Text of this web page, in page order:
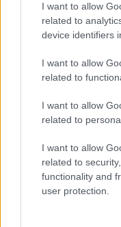
I want to allow
related to
device identifiers
I want to allow
related to
I want to allow
related to
I want to allow
related to
functionality and
user protection.
Idén is a
Momentán
születésnapjukat.
számos, játékos
vendégeik között
A Völgyrajongók
nélkül, aki 10
Udvar ban
rajongó
mélységeibe. Ady,
munkássága